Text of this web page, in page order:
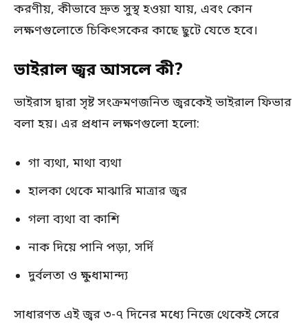
করণীয়, কীভাবে দ্রুত সুস্থ হওয়া যায়, এবং কোন
লক্ষণগুলোতে চিকিৎসকের কাছে ছুটে যেতে হবে।
ভাইরাল জ্বর আসলে কী?
ভাইরাস দ্বারা সৃষ্ট সংক্রমণজনিত জ্বরকেই ভাইরাল ফিভার
বলা হয়। এর প্রধান লক্ষণগুলো হলো:
গা ব্যথা, মাথা ব্যথা
হালকা থেকে মাঝারি মাত্রার জ্বর
গলা ব্যথা বা কাশি
নাক দিয়ে পানি পড়া, সর্দি
দুর্বলতা ও ক্ষুধামান্দ্য
সাধারণত এই জ্বর ৩-৭ দিনের মধ্যে নিজে থেকেই সেরে